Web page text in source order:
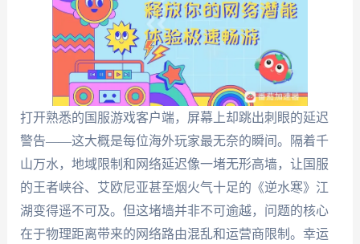
打开熟悉的国服游戏客户端，屏幕上却跳出刺眼的延迟
警告——这大概是每位海外玩家最无奈的瞬间。隔着千
山万水，地域限制和网络延迟像一堵无形高墙，让国服
的王者峡谷、艾欧尼亚甚至烟火气十足的《逆水寒》江
湖变得遥不可及。但这堵墙并非不可逾越，问题的核心
在于物理距离带来的网络路由混乱和运营商限制。幸运